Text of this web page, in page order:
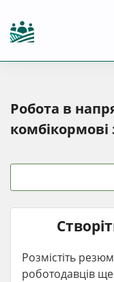
Робота в
комбікормові
Розмістіть
роботодавців ще